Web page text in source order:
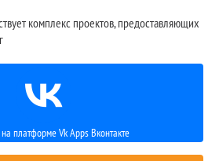
комплекс проектов, предоставляющих
платформе Vk Apps Вконтакте